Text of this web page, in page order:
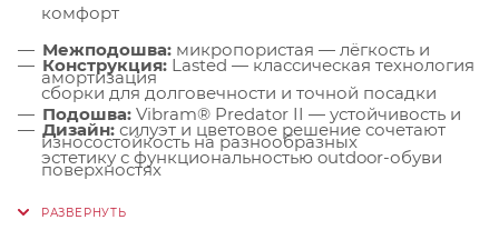
комфорт
Межподошва: микропористая — лёгкость и
амортизация
Подошва: Vibram® Predator II — устойчивость и
износостойкость на разнообразных
поверхностях
Конструкция: Lasted — классическая технология
сборки для долговечности и точной посадки
Дизайн: силуэт и цветовое решение сочетают
эстетику с функциональностью outdoor-обуви